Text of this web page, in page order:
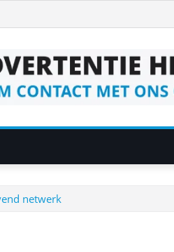
netwerk